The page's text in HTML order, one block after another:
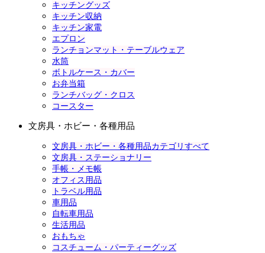
キッチングッズ
キッチン収納
キッチン家電
エプロン
ランチョンマット・テーブルウェア
水筒
ボトルケース・カバー
お弁当箱
ランチバッグ・クロス
コースター
文房具・ホビー・各種用品
文房具・ホビー・各種用品カテゴリすべて
文房具・ステーショナリー
手帳・メモ帳
オフィス用品
トラベル用品
車用品
自転車用品
生活用品
おもちゃ
コスチューム・パーティーグッズ